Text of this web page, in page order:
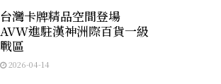
台灣卡牌精品空間登場
AVW進駐漢神洲際百貨一級
戰區
2026-04-14